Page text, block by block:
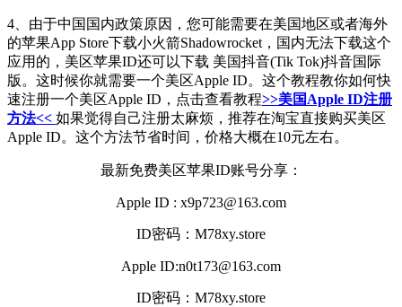
4、由于中国国内政策原因，您可能需要在美国地区或者海外
的苹果App Store下载小火箭Shadowrocket，国内无法下载这个
应用的，美区苹果ID还可以下载 美国抖音(Tik Tok)抖音国际
版。这时候你就需要一个美区Apple ID。这个教程教你如何快
速注册一个美区Apple ID，点击查看教程>>美国Apple ID注册
方法<< 如果觉得自己注册太麻烦，推荐在淘宝直接购买美区
Apple ID。这个方法节省时间，价格大概在10元左右。
最新免费美区苹果ID账号分享：
Apple ID : x9p723@163.com
ID密码：M78xy.store
Apple ID:n0t173@163.com
ID密码：M78xy.store